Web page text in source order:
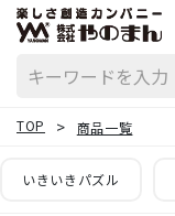
TOP 商品一覧
いきいきパズル